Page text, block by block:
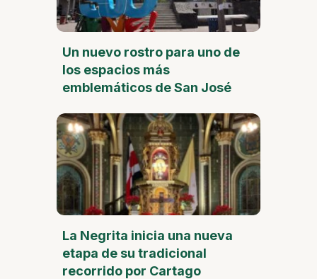
Un nuevo rostro para uno de
los espacios más
emblemáticos de San José
La Negrita inicia una nueva
etapa de su tradicional
recorrido por Cartago